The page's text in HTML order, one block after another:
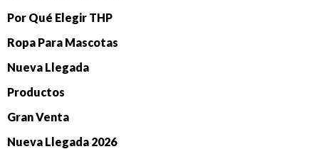
Por Qué Elegir THP
Ropa Para Mascotas
Nueva Llegada
Productos
Gran Venta
Nueva Llegada 2026